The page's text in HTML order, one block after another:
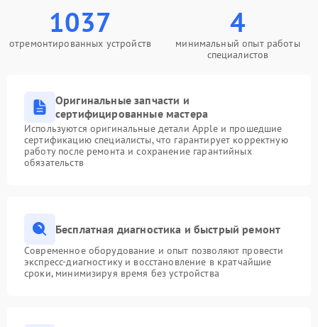
1037
отремонтированных устройств
4
минимальный опыт работы
специалистов
Оригинальные запчасти и
сертифицированные мастера
Используются оригинальные детали Apple и прошедшие
сертификацию специалисты, что гарантирует корректную
работу после ремонта и сохранение гарантийных
обязательств
Бесплатная диагностика и быстрый ремонт
Современное оборудование и опыт позволяют провести
экспресс-диагностику и восстановление в кратчайшие
сроки, минимизируя время без устройства